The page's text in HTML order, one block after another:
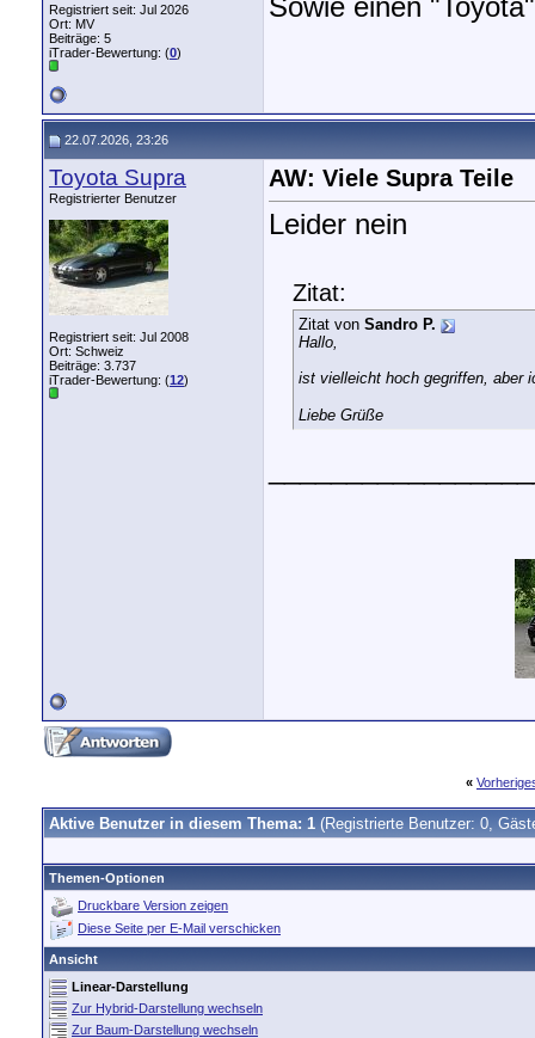
Registriert seit: Jul 2026
Ort: MV
Beiträge: 5
iTrader-Bewertung: (0)
Sowie einen
22.07.2026, 23:26
Toyota Supra
Registrierter Benutzer
Registriert seit: Jul 2008
Ort: Schweiz
Beiträge: 3.737
iTrader-Bewertung: (12)
AW: Viele Supra Teile
Leider nein
Zitat:
Zitat von Sandro P.
Hallo,
ist vielleicht hoch gegriffen, aber
Liebe Grüße
«
Aktive Benutzer in diesem Thema: 1 (Registrierte Benutzer: 0,
Themen-Optionen
Druckbare Version zeigen
Diese Seite per E-Mail verschicken
Ansicht
Linear-Darstellung
Zur Hybrid-Darstellung wechseln
Zur Baum-Darstellung wechseln